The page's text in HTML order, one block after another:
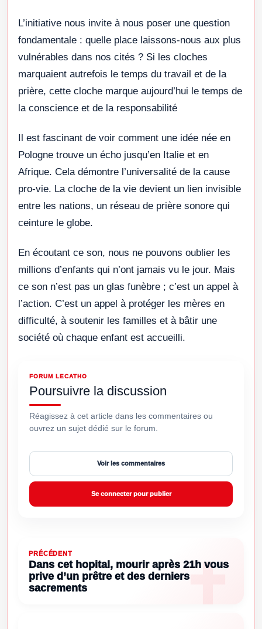
L’initiative nous invite à nous poser une question
fondamentale : quelle place laissons-nous aux plus
vulnérables dans nos cités ? Si les cloches
marquaient autrefois le temps du travail et de la
prière, cette cloche marque aujourd’hui le temps de
la conscience et de la responsabilité
Il est fascinant de voir comment une idée née en
Pologne trouve un écho jusqu’en Italie et en
Afrique. Cela démontre l’universalité de la cause
pro-vie. La cloche de la vie devient un lien invisible
entre les nations, un réseau de prière sonore qui
ceinture le globe.
En écoutant ce son, nous ne pouvons oublier les
millions d’enfants qui n’ont jamais vu le jour. Mais
ce son n’est pas un glas funèbre ; c’est un appel à
l’action. C’est un appel à protéger les mères en
difficulté, à soutenir les familles et à bâtir une
société où chaque enfant est accueilli.
FORUM LECATHO
Poursuivre la discussion
Réagissez à cet article dans les commentaires ou
ouvrez un sujet dédié sur le forum.
Voir les commentaires
Se connecter pour publier
PRÉCÉDENT
Dans cet hopital, mourir après 21h vous
prive d’un prêtre et des derniers
sacrements